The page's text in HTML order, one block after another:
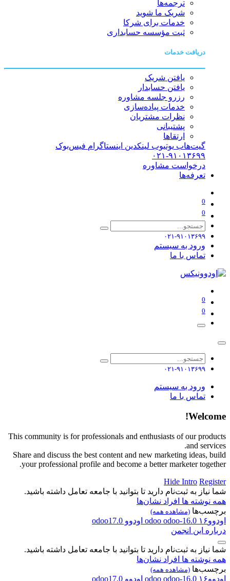
ترجمه‌ها
شریک ما شوید
خدمات برای شرکا
ثبت مؤسسه حسابداری
دریافت خدمات
یافتن شریک
یافتن حسابدار
رزرو جلسه مشاوره
خدمات پیاده‌سازی
نظرات مشتریان
پشتیبانی
ارتقاها
گیت‌هاب یوتیوب لینکدین اینستاگرام فیس‌بوک
۰۲۱-۹۱۰۱۳۶۹۹
درخواست مشاوره
تعرفه‌ها
0
0
۰۲۱-۹۱۰۱۳۶۹۹
ورود به سیستم
تماس با ما
0
0
۰۲۱-۹۱۰۱۳۶۹۹
ورود به سیستم
تماس با ما
Welcome!
This community is for professionals and enthusiasts of our products
and services.
Share and discuss the best content and new marketing ideas, build
your professional profile and become a better marketer together.
Hide Intro Register
شما نیاز به ثبت‌نام دارید تا بتوانید با جامعه تعامل داشته باشید.
همه نوشته ها افراد نشان‌ها
برچسب‌ها (مشاهده همه)
اودوو۱۶ odoo odoo-16.0 اودوو odoo17.0
درباره این انجمن
شما نیاز به ثبت‌نام دارید تا بتوانید با جامعه تعامل داشته باشید.
همه نوشته ها افراد نشان‌ها
برچسب‌ها (مشاهده همه)
اودوو۱۶ odoo odoo-16.0 اودوو odoo17.0